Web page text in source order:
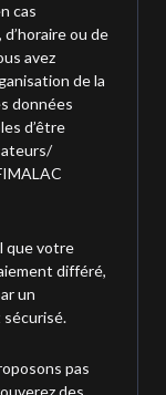
cas
ou de
avez
de la
données
d’être
que votre
différé,
un
pas
des